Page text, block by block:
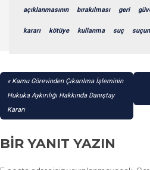
açıklanmasının bırakılması geri
kararı kötüye kullanma suç
YAZI
GEZINMESI
Kamu Görevinden Çıkarılma İşleminin
Hukuka Aykırılığı Hakkında Danıştay
Kararı
BIR YANIT YAZIN